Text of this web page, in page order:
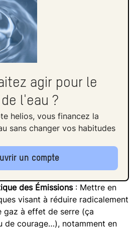
agir pour le
l'eau ?
helios, vous financez la
sans changer vos habitudes
un compte
des Émissions: Mettre en
visant à réduire radicalement
gaz à effet de serre (ça
de courage…), notamment en